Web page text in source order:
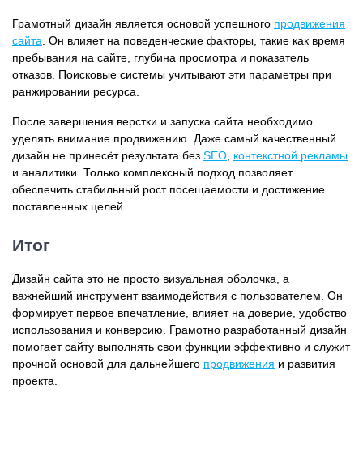
Грамотный дизайн является основой успешного продвижения
сайта . Он влияет на поведенческие факторы, такие как время
пребывания на сайте, глубина просмотра и показатель
отказов. Поисковые системы учитывают эти параметры при
ранжировании ресурса.
После завершения верстки и запуска сайта необходимо
уделять внимание продвижению. Даже самый качественный
дизайн не принесёт результата без SEO контекстной рекламы
и аналитики. Только комплексный подход позволяет
обеспечить стабильный рост посещаемости и достижение
поставленных целей.
Итог
Дизайн сайта это не просто визуальная оболочка, а
важнейший инструмент взаимодействия с пользователем. Он
формирует первое впечатление, влияет на доверие, удобство
использования и конверсию. Грамотно разработанный дизайн
помогает сайту выполнять свои функции эффективно и служит
прочной основой для дальнейшего продвижения и развития
проекта.